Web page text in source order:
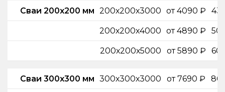
Сваи 200х200 мм 200х200х3000 от 4090 ₽
200х200х4000 от 4890 ₽
200х200х5000 от 5890 ₽
Сваи 300х300 мм 300х300х3000 от 7690 ₽